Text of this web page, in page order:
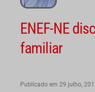
ENEF-NE
familiar
Publicado em 29 julho,